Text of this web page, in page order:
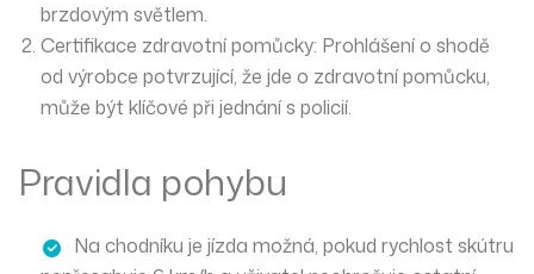
brzdovým světlem.
Certifikace zdravotní pomůcky: Prohlášení o shodě
od výrobce potvrzující, že jde o zdravotní pomůcku,
může být klíčové při jednání s policií.
Pravidla pohybu
Na chodníku je jízda možná, pokud rychlost skútru